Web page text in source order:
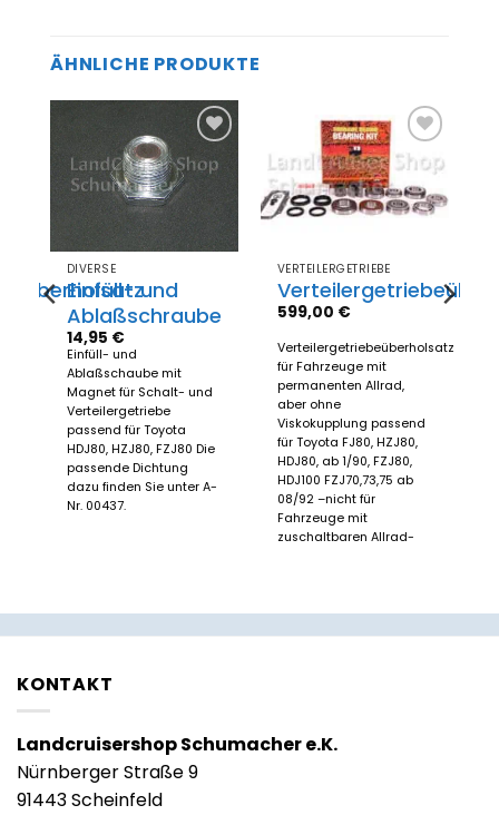
ÄHNLICHE PRODUKTE
Zum
Merkzettel
hinzufügen
DIVERSE
Einfüll- und
Ablaßschraube
14,95 €
Einfüll- und
Ablaßschaube mit
Magnet für Schalt- und
Verteilergetriebe
passend für Toyota
HDJ80, HZJ80, FZJ80 Die
passende Dichtung
dazu finden Sie unter A-
Nr. 00437.
Zum
Merkzettel
hinzufügen
VERTEILERGETRIEBE
599,00 €
Verteilergetriebeüberholsatz
für Fahrzeuge mit
permanenten Allrad,
aber ohne
Viskokupplung passend
für Toyota FJ80, HZJ80,
HDJ80, ab 1/90, FZJ80,
HDJ100 FZJ70,73,75 ab
08/92 –nicht für
Fahrzeuge mit
zuschaltbaren Allrad-
KONTAKT
Landcruisershop Schumacher e.K.
Nürnberger Straße 9
91443 Scheinfeld